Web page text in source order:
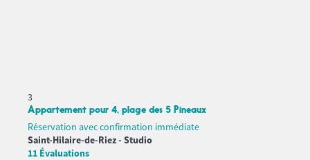
3
Appartement pour 4, plage des 5 Pineaux
Réservation avec confirmation immédiate
Saint-Hilaire-de-Riez - Studio
11 Évaluations